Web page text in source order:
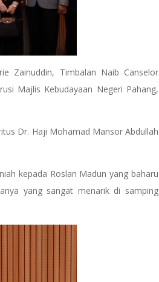
Zainuddin, Timbalan Naib Canselor
Majlis Kebudayaan Negeri Pahang,
Dr. Haji Mohamad Mansor Abdullah
kepada Roslan Madun yang baharu
yang sangat menarik di samping